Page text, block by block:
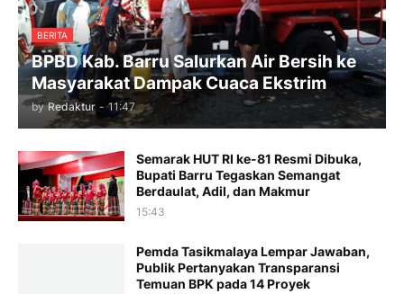
BERITA
BPBD Kab. Barru Salurkan Air Bersih ke
Masyarakat Dampak Cuaca Ekstrim
by Redaktur - 11:47
Semarak HUT RI ke-81 Resmi Dibuka,
Bupati Barru Tegaskan Semangat
Berdaulat, Adil, dan Makmur
15:43
Pemda Tasikmalaya Lempar Jawaban,
Publik Pertanyakan Transparansi
Temuan BPK pada 14 Proyek